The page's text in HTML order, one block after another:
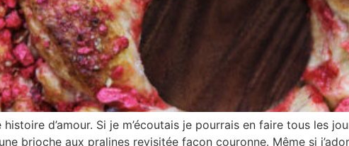
d’amour. Si je m’écoutais je pourrais en faire tous les
brioche aux pralines revisitée façon couronne. Même si